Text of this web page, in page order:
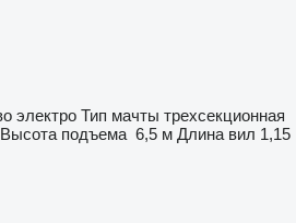
электро Тип мачты трехсекционная
Высота подъема 6,5 м Длина вил 1,15